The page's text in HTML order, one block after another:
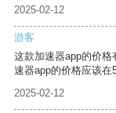
2025-02-12
游客
这款加速器app的价
速器app的价格应该在
2025-02-12